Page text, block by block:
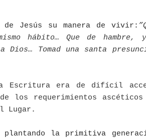
Jesús su manera de vivir:
hábito… Que de
Tomad una santa
Escritura era de difícil
los requerimientos
Lugar.
la primitiva